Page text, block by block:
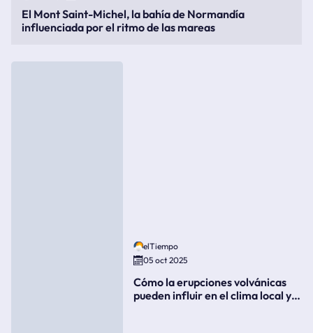
El Mont Saint-Michel, la bahía de Normandía
influenciada por el ritmo de las mareas
elTiempo
05 oct 2025
Cómo la erupciones volvánicas
pueden influir en el clima local y